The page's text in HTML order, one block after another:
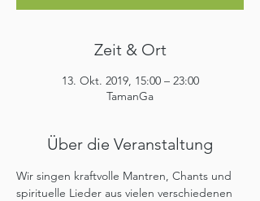
Zeit & Ort
13. Okt. 2019, 15:00 – 23:00
TamanGa
Über die Veranstaltung
Wir singen kraftvolle Mantren, Chants und
spirituelle Lieder aus vielen verschiedenen